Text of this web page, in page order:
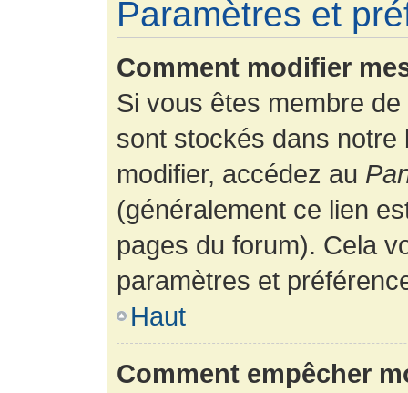
Paramètres et
Comment modifier
Si vous êtes membre
sont stockés dans
modifier, accédez au
(généralement ce lien
pages du forum). Cela
paramètres et
Haut
Comment empêcher